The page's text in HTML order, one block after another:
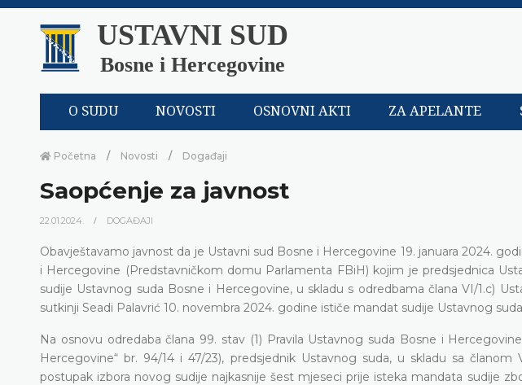
USTAVNI SUD
Bosne i Hercegovine
O SUDU NOVOSTI OSNOVNI AKTI ZA APELANTE
Početna Novosti Događaji
Saopćenje za javnost
22.01.2024. DOGAĐAJI
Obavještavamo javnost da je Ustavni sud Bosne i Hercegovine 19. januara 2024.
i Hercegovine (Predstavničkom domu Parlamenta FBiH) kojim je predsjednica
sudije Ustavnog suda Bosne i Hercegovine, u skladu s odredbama člana VI/1.c)
sutkinji Seadi Palavrić 10. novembra 2024. godine ističe mandat sudije Ustavnog
Na osnovu odredaba člana 99. stav (1) Pravila Ustavnog suda Bosne i
Hercegovine“ br. 94/14 i 47/23), predsjednik Ustavnog suda, u skladu sa
postupak izbora novog sudije najkasnije šest mjeseci prije isteka mandata sudije